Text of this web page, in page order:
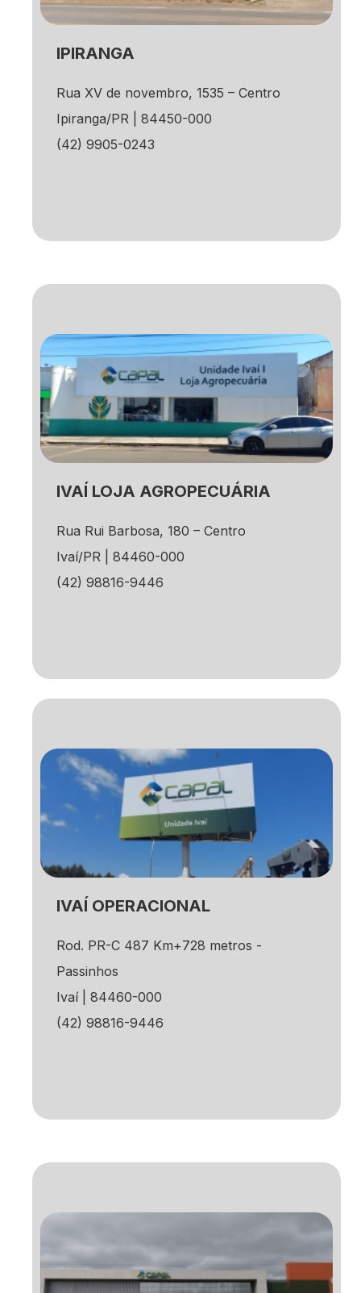
IPIRANGA
Rua XV de novembro, 1535 – Centro
Ipiranga/PR | 84450-000
(42) 9905-0243
IVAÍ LOJA AGROPECUÁRIA
Rua Rui Barbosa, 180 – Centro
Ivaí/PR | 84460-000
(42) 98816-9446
IVAÍ OPERACIONAL
Rod. PR-C 487 Km+728 metros -
Passinhos
Ivaí | 84460-000
(42) 98816-9446